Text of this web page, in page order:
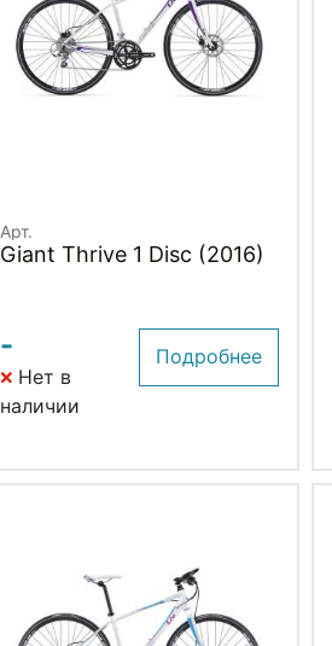
Арт.
Giant Thrive 1 Disc (2016)
-
Нет в
наличии
Подробнее